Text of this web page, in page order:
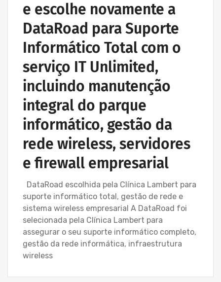
e escolhe novamente a
DataRoad para Suporte
Informático Total com o
serviço IT Unlimited,
incluindo manutenção
integral do parque
informático, gestão da
rede wireless, servidores
e firewall empresarial
DataRoad escolhida pela Clínica Lambert para
suporte informático total, gestão de rede e
sistema wireless empresarial A DataRoad foi
selecionada pela Clínica Lambert para
assegurar o seu suporte informático completo,
gestão da rede informática, infraestrutura
wireless